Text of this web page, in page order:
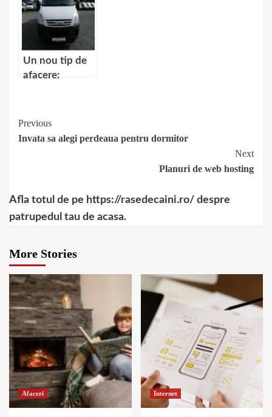
Un nou tip de
afacere:
Continue
Reading
Previous
Invata sa alegi perdeaua pentru dormitor
Next
Planuri de web hosting
Afla totul de pe https://rasedecaini.ro/ despre
patrupedul tau de acasa.
More Stories
Afaceri Internet